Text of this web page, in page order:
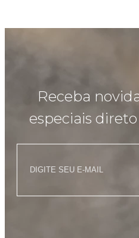
Receba
especiais